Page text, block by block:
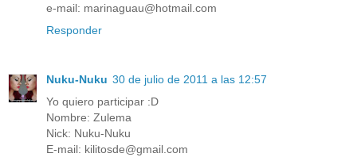
e-mail: marinaguau@hotmail.com
Responder
Nuku-Nuku 30 de julio de 2011 a las 12:57
Yo quiero participar :D
Nombre: Zulema
Nick: Nuku-Nuku
E-mail: kilitosde@gmail.com